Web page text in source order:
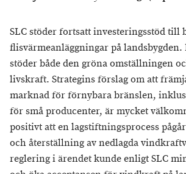
SLC stöder fortsatt investeringsstöd till
flisvärmeanläggningar på landsbygden.
stöder både den gröna omställningen
livskraft. Strategins förslag om att
marknad för förnybara bränslen,
för små producenter, är mycket
positivt att en lagstiftningsprocess
och återställning av nedlagda
reglering i ärendet kunde enligt SLC